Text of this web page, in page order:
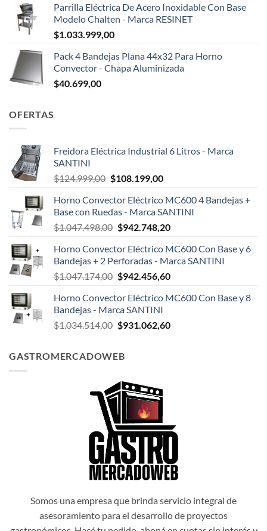
Parrilla Eléctrica De Acero Inoxidable Con Base
Modelo Chalten - Marca RESINET
$1.033.999,00
Pack 4 Bandejas Plana 44x32 Para Horno
Convector - Chapa Aluminizada
$40.699,00
OFERTAS
Freidora Eléctrica Industrial 6 Litros - Marca
SANTINI
$124.999,00 El
original
era:
$124.999,00.
$108.199,00El
actual
es:
$108.199,00.
Horno Convector Eléctrico MC600 4 Bandejas +
Base con Ruedas - Marca SANTINI
$1.047.498,00 El
original
era:
$1.047.498,00.
$942.748,20El
actual
es:
$942.748,20.
Horno Convector Eléctrico MC600 Con Base y 6
Bandejas + 2 Perforadas - Marca SANTINI
$1.047.174,00 El
original
era:
$1.047.174,00.
$942.456,60El
actual
$942.456,60.
Horno Convector Eléctrico MC600 Con Base y 8
Bandejas - Marca SANTINI
$1.034.514,00 El
era:
$931.062,60El
GASTROMERCADOWEB
Somos una empresa que brinda servicio integral de
asesoramiento para el desarrollo de proyectos